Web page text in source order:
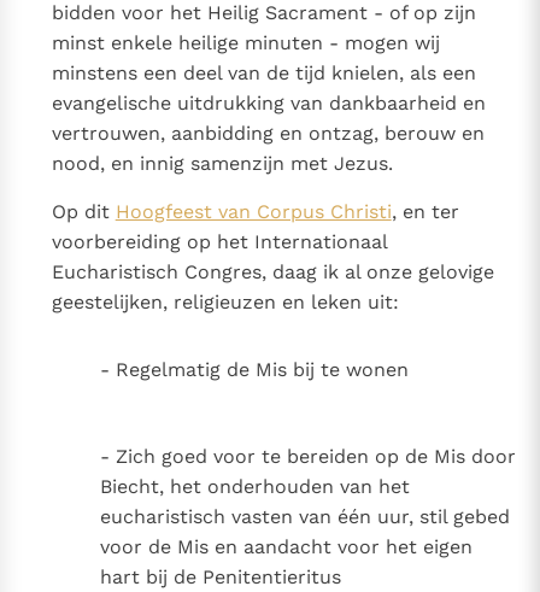
bidden voor het Heilig Sacrament - of op zijn
minst enkele heilige minuten - mogen wij
minstens een deel van de tijd knielen, als een
evangelische uitdrukking van dankbaarheid en
vertrouwen, aanbidding en ontzag, berouw en
nood, en innig samenzijn met Jezus.
Op dit Hoogfeest van Corpus Christi, en ter
voorbereiding op het Internationaal
Eucharistisch Congres, daag ik al onze gelovige
geestelijken, religieuzen en leken uit:
- Regelmatig de Mis bij te wonen
- Zich goed voor te bereiden op de Mis door
Biecht, het onderhouden van het
eucharistisch vasten van één uur, stil gebed
voor de Mis en aandacht voor het eigen
hart bij de Penitentieritus